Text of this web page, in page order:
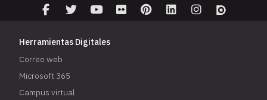
Herramientas Digitales
Correo web
Microsoft 365
Campus virtual